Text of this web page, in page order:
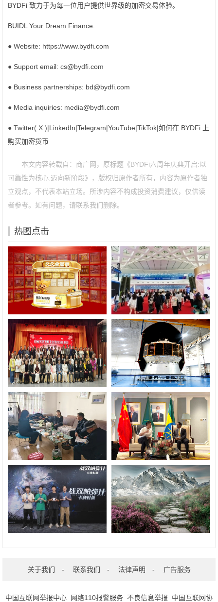
BYDFi 致力于为每一位用户提供世界级的加密交易体验。
BUIDL Your Dream Finance.
● Website: https://www.bydfi.com
● Support email: cs@bydfi.com
● Business partnerships: bd@bydfi.com
● Media inquiries: media@bydfi.com
● Twitter( X )|LinkedIn|Telegram|YouTube|TikTok|如何在 BYDFi 上
购买加密货币
本文内容转载自：商广网，原标题《BYDFi六周年庆典开启:以
可靠性为核心,迈向新阶段》，版权归原作者所有，内容为原作者独
立观点，不代表本站立场。所涉内容不构成投资消费建议，仅供读
者参考。如有问题，请联系我们删除。
热图点击
关于我们 - 联系我们 - 法律声明 - 广告服务
中国互联网举报中心 网络110报警服务 不良信息举报 中国互联网协